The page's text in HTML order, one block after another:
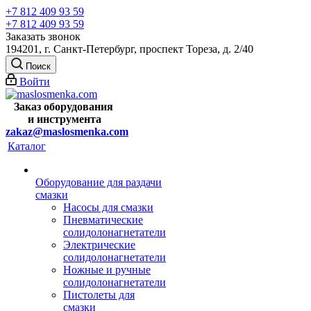
+7 812 409 93 59
+7 812 409 93 59
Заказать звонок
194201, г. Санкт-Петербург, проспект Тореза, д. 2/40
Поиск
Войти
Заказ оборудования
и инструмента
zakaz@maslosmenka.com
Каталог
Оборудование для раздачи
смазки
Насосы для смазки
Пневматические
солидолонагнетатели
Электрические
солидолонагнетатели
Ножные и ручные
солидолонагнетатели
Пистолеты для
смазки